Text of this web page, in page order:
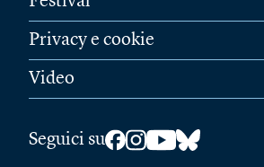
Privacy e cookie
Video
Seguici su